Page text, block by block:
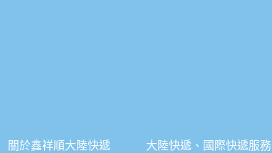
關於鑫祥順大陸快遞 大陸快遞、國際快遞服務